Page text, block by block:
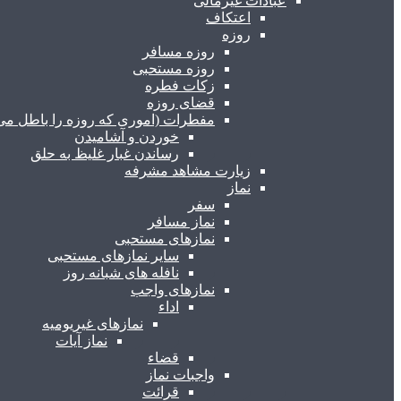
اعتکاف
روزه
روزه مسافر
روزه مستحبی
زکات فطره
قضای روزه
مفطرات (اموری که روزه را باطل
خوردن و آشامیدن
رساندن غبار غلیظ به حلق
زیارت مشاهد مشرفه
نماز
سفر
نماز مسافر
نمازهای مستحبی
سایر نمازهای مستحبی
نافله های شبانه روز
نمازهای واجب
اداء
نمازهای غیریومیه
نماز آیات
قضاء
واجبات نماز
قرائت